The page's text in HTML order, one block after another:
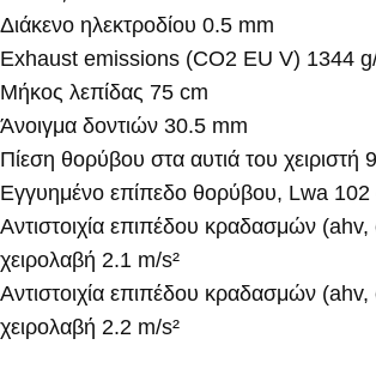
Διάκενο ηλεκτροδίου 0.5 mm
Exhaust emissions (CO2 EU V) 1344
Μήκος λεπίδας 75 cm
Άνοιγμα δοντιών 30.5 mm
Πίεση θορύβου στα αυτιά του χειριστή
Εγγυημένο επίπεδο θορύβου, Lwa 102
Αντιστοιχία επιπέδου κραδασμών
χειρολαβή 2.1 m/s²
Αντιστοιχία επιπέδου κραδασμών (ahv,
χειρολαβή 2.2 m/s²